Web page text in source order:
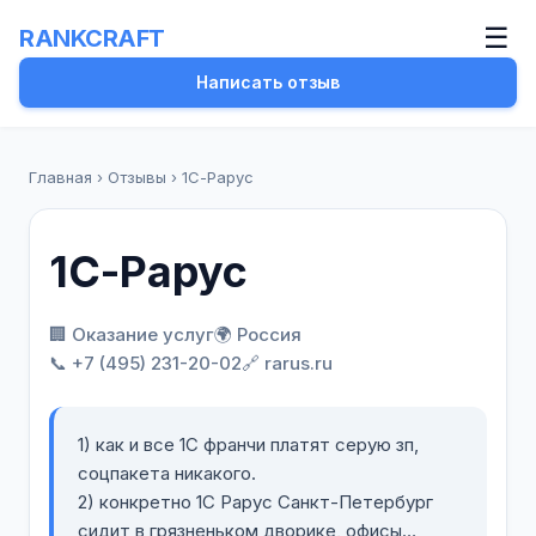
RANKCRAFT ☰
Написать отзыв
Главная › Отзывы › 1С-Рарус
1С-Рарус
🏢 Оказание услуг🌍 Россия
📞 +7 (495) 231-20-02🔗 rarus.ru
1) как и все 1С франчи платят серую зп,
соцпакета никакого.
2) конкретно 1С Рарус Санкт-Петербург
сидит в грязненьком дворике, офисы